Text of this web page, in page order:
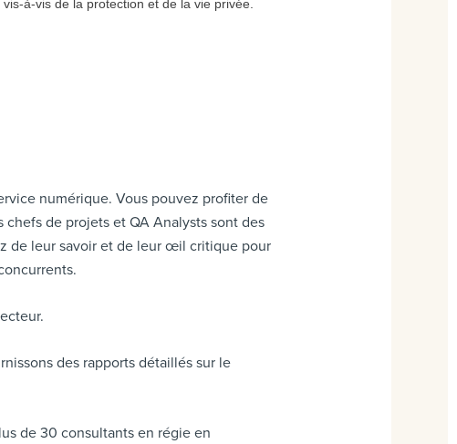
numérique. Vous pouvez profiter de
de projets et QA Analysts sont des
de leur savoir et de leur œil critique pour
des rapports détaillés sur le
de 30 consultants en régie en